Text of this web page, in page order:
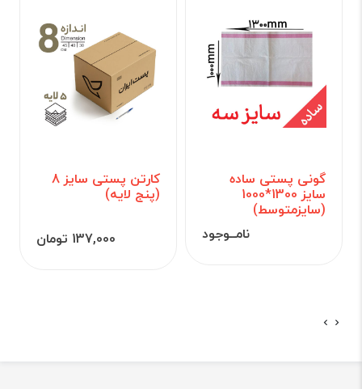
گونی پستی ساده
سایز 1300*1000
(سایزمتوسط)
نامــوجود
کارتن پستی سایز 8
(پنج لایه)
137,000 تومان